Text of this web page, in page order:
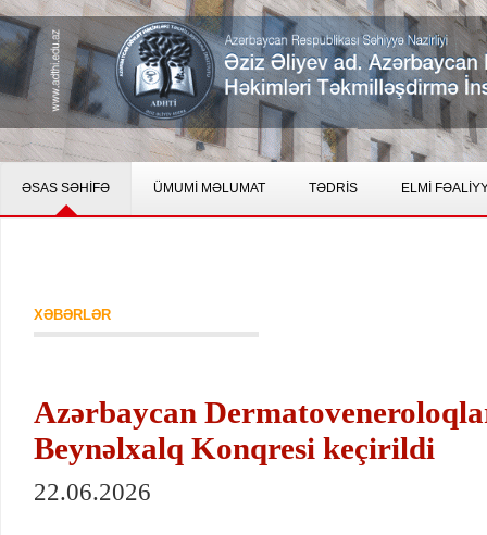
ƏSAS SƏHİFƏ ÜMUMİ MƏLUMAT TƏDRİS ELMİ
XƏBƏRLƏR
Azərbaycan
Beynəlxalq Konqresi keçirildi
22.06.2026